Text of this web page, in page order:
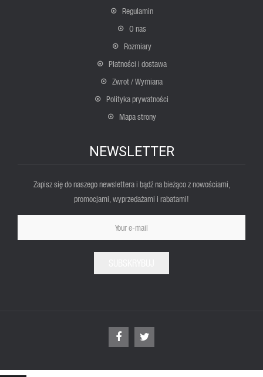
Regulamin
O nas
Rozmiary
Płatności i dostawa
Zwrot / Wymiana
Polityka prywatności
Mapa strony
NEWSLETTER
Zapisz się do naszego newslettera i bądź na bieżąco z nowościami,
promocjami, wyprzedażami i rabatami!